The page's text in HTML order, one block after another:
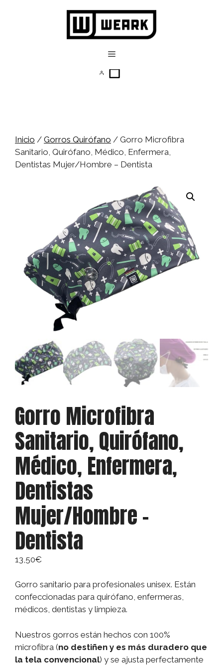
Menú
Inicio / Gorros Quirófano / Gorro Microfibra
Sanitario, Quirófano, Médico, Enfermera,
Dentistas Mujer/Hombre – Dentista
Gorro Microfibra
Sanitario, Quirófano,
Médico, Enfermera,
Dentistas
Mujer/Hombre –
Dentista
13,50€
Gorro sanitario para profesionales unisex. Están
confeccionadas para quirófano, enfermeras,
médicos, dentistas y limpieza.
Nuestros gorros están hechos con 100%
microfibra (no destiñen y es más duradero que
la tela convencional) y se ajusta perfectamente